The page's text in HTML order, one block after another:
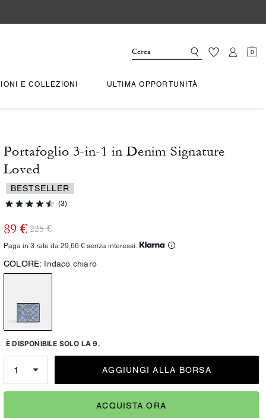
0
E COLLEZIONI ULTIMA OPPORTUNITÀ
Portafoglio 3-in-1 in Denim Signature
Loved
BESTSELLER
(3)
89 € 225 €
Paga in 3 rate da 29,66 € senza interessi.
COLORE: Indaco chiaro
È DISPONIBILE SOLO LA 9.
AGGIUNGI ALLA BORSA
ACQUISTA ORA